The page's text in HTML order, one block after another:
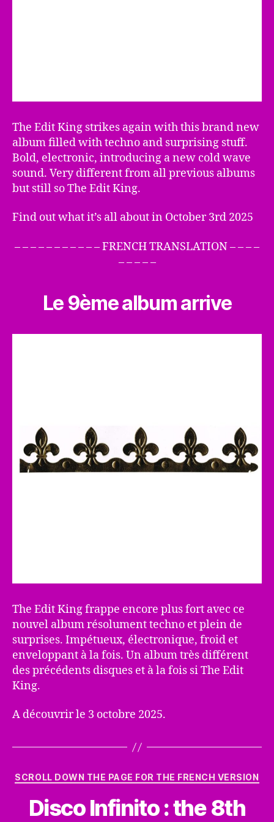
The Edit King strikes again with this brand new
album filled with techno and surprising stuff.
Bold, electronic, introducing a new cold wave
sound. Very different from all previous albums
but still so The Edit King.
Find out what it’s all about in October 3rd 2025
– – – – – – – – – – – FRENCH TRANSLATION – – – –
– – – – –
Le 9ème album arrive
The Edit King frappe encore plus fort avec ce
nouvel album résolument techno et plein de
surprises. Impétueux, électronique, froid et
enveloppant à la fois. Un album très différent
des précédents disques et à la fois si The Edit
King.
A découvrir le 3 octobre 2025.
Catégories
SCROLL DOWN THE PAGE FOR THE FRENCH VERSION
Disco Infinito : the 8th